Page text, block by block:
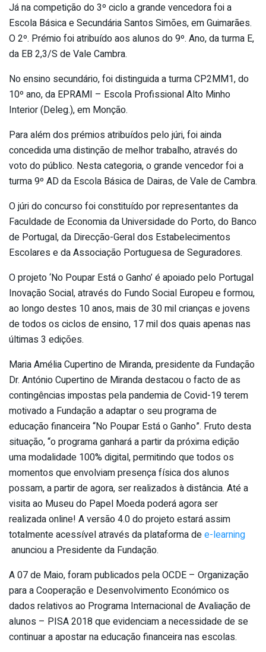
Já na competição do 3º ciclo a grande vencedora foi a
Escola Básica e Secundária Santos Simões, em Guimarães.
O 2º. Prémio foi atribuído aos alunos do 9º. Ano, da turma E,
da EB 2,3/S de Vale Cambra.
No ensino secundário, foi distinguida a turma CP2MM1, do
10º ano, da EPRAMI – Escola Profissional Alto Minho
Interior (Deleg.), em Monção.
Para além dos prémios atribuídos pelo júri, foi ainda
concedida uma distinção de melhor trabalho, através do
voto do público. Nesta categoria, o grande vencedor foi a
turma 9º AD da Escola Básica de Dairas, de Vale de Cambra.
O júri do concurso foi constituído por representantes da
Faculdade de Economia da Universidade do Porto, do Banco
de Portugal, da Direcção-Geral dos Estabelecimentos
Escolares e da Associação Portuguesa de Seguradores.
O projeto ‘No Poupar Está o Ganho’ é apoiado pelo Portugal
Inovação Social, através do Fundo Social Europeu e formou,
ao longo destes 10 anos, mais de 30 mil crianças e jovens
de todos os ciclos de ensino, 17 mil dos quais apenas nas
últimas 3 edições.
Maria Amélia Cupertino de Miranda, presidente da Fundação
Dr. António Cupertino de Miranda destacou o facto de as
contingências impostas pela pandemia de Covid-19 terem
motivado a Fundação a adaptar o seu programa de
educação financeira “No Poupar Está o Ganho”. Fruto desta
situação, “o programa ganhará a partir da próxima edição
uma modalidade 100% digital, permitindo que todos os
momentos que envolviam presença física dos alunos
possam, a partir de agora, ser realizados à distância. Até a
visita ao Museu do Papel Moeda poderá agora ser
realizada online! A versão 4.0 do projeto estará assim
totalmente acessível através da plataforma dee-learning
anunciou a Presidente da Fundação.
A 07 de Maio, foram publicados pela OCDE – Organização
para a Cooperação e Desenvolvimento Económico os
dados relativos ao Programa Internacional de Avaliação de
alunos – PISA 2018 que evidenciam a necessidade de se
continuar a apostar na educação financeira nas escolas.